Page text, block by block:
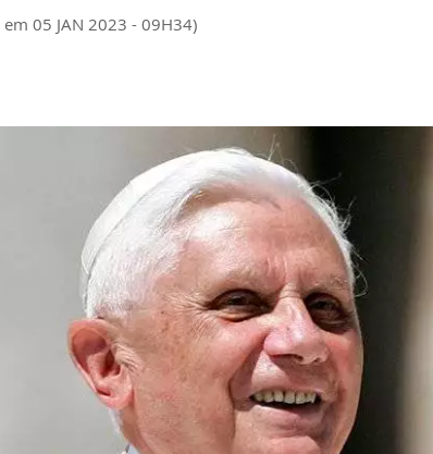
05 JAN 2023 - 09H34)